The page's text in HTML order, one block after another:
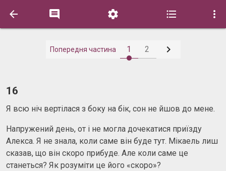
    
Попередня частина 1 2 
16
Я всю ніч вертілася з боку на бік, сон не йшов до мене.
Напружений день, от і не могла дочекатися приїзду
Алекса. Я не знала, коли саме він буде тут. Мікаель лиш
сказав, що він скоро прибуде. Але коли саме це
станеться? Як розуміти це його «скоро»?